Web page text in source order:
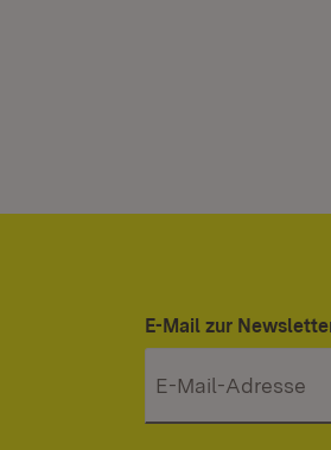
E-Mail zur